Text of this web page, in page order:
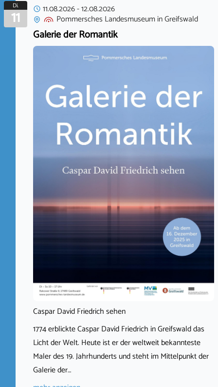
Di.
11 11.08.2026-12.08.2026
Pommersches LandesmuseuminGreifswald
Galerie der Romantik
Caspar David Friedrich sehen
1774 erblickte Caspar David Friedrich in Greifswald das
Licht der Welt. Heute ist er der weltweit bekannteste
Maler des 19. Jahrhunderts und steht im Mittelpunkt der
Galerie der…